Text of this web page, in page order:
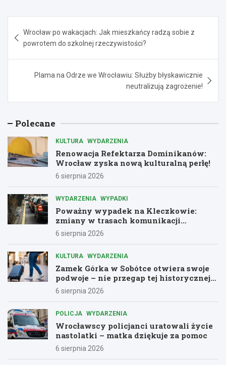
wpisu
Wrocław po wakacjach: Jak mieszkańcy radzą sobie z
powrotem do szkolnej rzeczywistości?
Plama na Odrze we Wrocławiu: Służby błyskawicznie
neutralizują zagrożenie!
Polecane
KULTURA WYDARZENIA
Renowacja Refektarza Dominikanów:
Wrocław zyska nową kulturalną perłę!
6 sierpnia 2026
WYDARZENIA WYPADKI
Poważny wypadek na Kleczkowie:
zmiany w trasach komunikacji
miejskiej
6 sierpnia 2026
KULTURA WYDARZENIA
Zamek Górka w Sobótce otwiera swoje
podwoje – nie przegap tej historycznej
przygody!
6 sierpnia 2026
POLICJA WYDARZENIA
Wrocławscy policjanci uratowali życie
nastolatki – matka dziękuje za pomoc
6 sierpnia 2026